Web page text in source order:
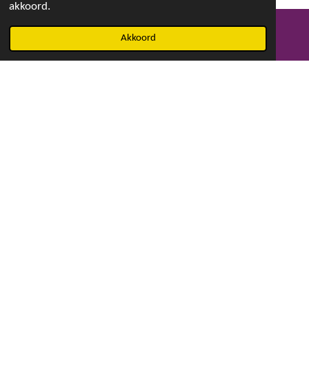
akkoord.
Akkoord